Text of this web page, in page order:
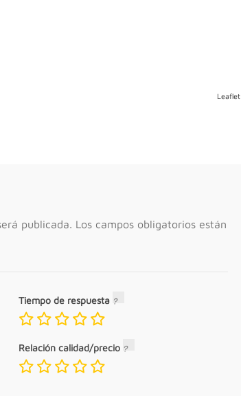
Leaflet
publicada. Los campos obligatorios están
Tiempo de respuesta
Relación calidad/precio